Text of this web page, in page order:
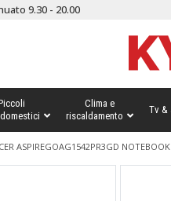
9.30 - 20.00
Clima e
riscaldamento
Tv &
ASPIREGOAG1542PR3GD NOTEBOOK